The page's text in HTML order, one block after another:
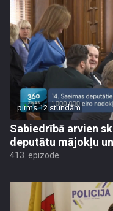
pirms 12 stundām
Sabiedrībā arvien
deputātu mājokļu
413. epizode